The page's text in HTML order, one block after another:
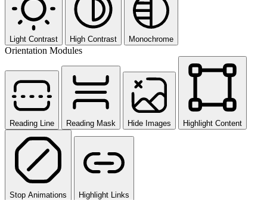
Light Contrast High Contrast Monochrome
Orientation Modules
Reading Line Reading Mask Hide Images Highlight Content
Stop Animations Highlight Links